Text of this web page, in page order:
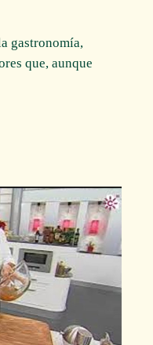
gastronomía,
que, aunque